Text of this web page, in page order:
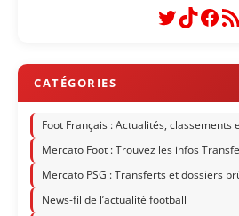
Twitter
TikTok
Flux
Foot Français : Actualités, classements
Mercato Foot : Trouvez les infos
Mercato PSG : Transferts et dossiers
News-fil de l’actualité football